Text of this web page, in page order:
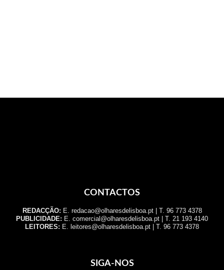
CONTACTOS
REDACÇÃO: E. redacao@olharesdelisboa.pt | T. 96 773 4378
PUBLICIDADE: E. comercial@olharesdelisboa.pt | T. 21 193 4140
LEITORES: E. leitores@olharesdelisboa.pt | T. 96 773 4378
SIGA-NOS